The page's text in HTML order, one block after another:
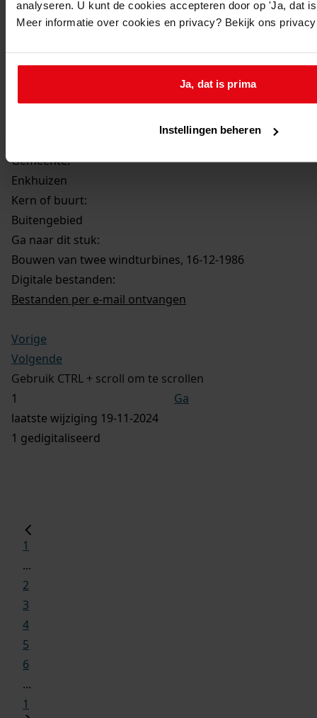
analyseren. U kunt de cookies accepteren door op 'Ja, dat
Meer informatie over cookies en privacy? Bekijk ons
Ja, dat is prima
Instellingen beheren
Beschrijving:
Bouwen van twee windturbines
Datum vergunning:
16-12-1986
Gemeente:
Enkhuizen
Kern of buurt:
Buitengebied
Ga naar dit stuk:
Bouwen van twee windturbines, 16-12-1986
Digitale bestanden:
Bestanden per e-mail ontvangen
Vorige
Volgende
Gebruik CTRL + scroll om te scrollen
Ga
laatste wijziging 19-11-2024
1 gedigitaliseerd
1
...
2
3
4
5
6
...
1